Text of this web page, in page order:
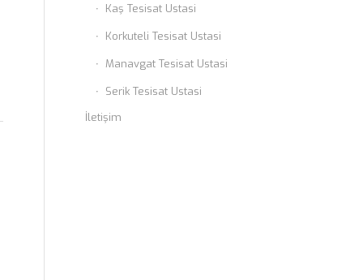
Kaş Tesisat Ustasi
Korkuteli Tesisat Ustasi
Manavgat Tesisat Ustasi
Serik Tesisat Ustasi
İletişim